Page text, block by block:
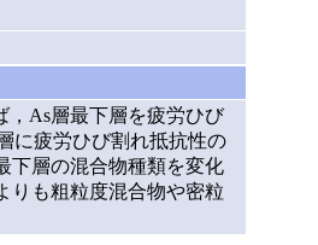
，As層最下層を疲労ひび
に疲労ひび割れ抵抗性の
下層の混合物種類を変化
りも粗粒度混合物や密粒